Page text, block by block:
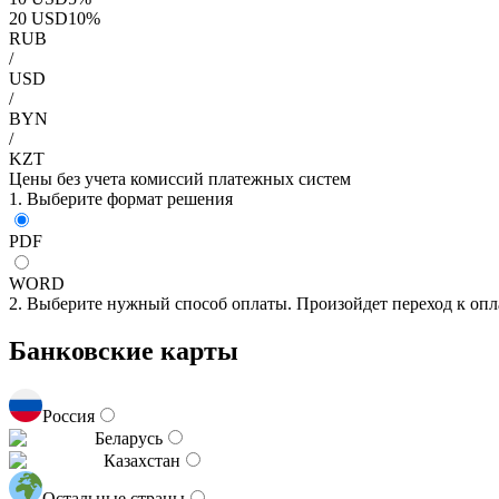
20 USD10%
RUB
/
USD
/
BYN
/
KZT
Цены без учета комиссий платежных систем
1. Выберите формат решения
PDF
WORD
2. Выберите нужный способ оплаты. Произойдет переход к
Банковские карты
Россия
Беларусь
Казахстан